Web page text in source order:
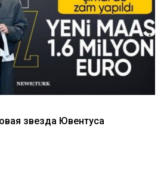
звезда Ювентуса